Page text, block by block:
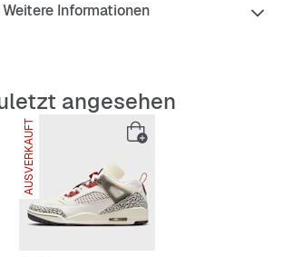
Weitere Informationen
angesehen
AUSVERKAUFT